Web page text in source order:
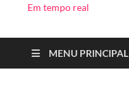
Em tempo real
MENU PRINCIPAL